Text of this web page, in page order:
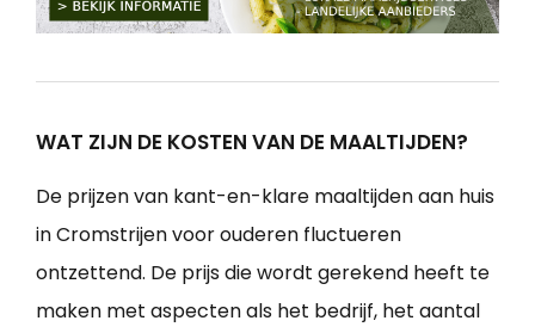
WAT ZIJN DE KOSTEN VAN DE MAALTIJDEN?
De prijzen van kant-en-klare maaltijden aan huis
in Cromstrijen voor ouderen fluctueren
ontzettend. De prijs die wordt gerekend heeft te
maken met aspecten als het bedrijf, het aantal